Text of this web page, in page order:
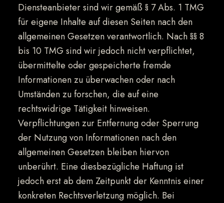
Diensteanbieter sind wir gemäß § 7 Abs. 1 TMG
für eigene Inhalte auf diesen Seiten nach den
allgemeinen Gesetzen verantwortlich. Nach §§ 8
bis 10 TMG sind wir jedoch nicht verpflichtet,
übermittelte oder gespeicherte fremde
Informationen zu überwachen oder nach
Umständen zu forschen, die auf eine
rechtswidrige Tätigkeit hinweisen.
Verpflichtungen zur Entfernung oder Sperrung
der Nutzung von Informationen nach den
allgemeinen Gesetzen bleiben hiervon
unberührt. Eine diesbezügliche Haftung ist
jedoch erst ab dem Zeitpunkt der Kenntnis einer
konkreten Rechtsverletzung möglich. Bei